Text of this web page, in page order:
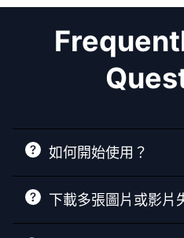
如何開始使用？
下載多張圖片或影片